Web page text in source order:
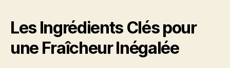
Les Ingrédients Clés pour
une Fraîcheur Inégalée